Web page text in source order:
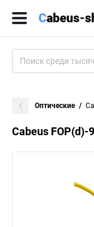
Оптические
Cabeus FOP(d)-